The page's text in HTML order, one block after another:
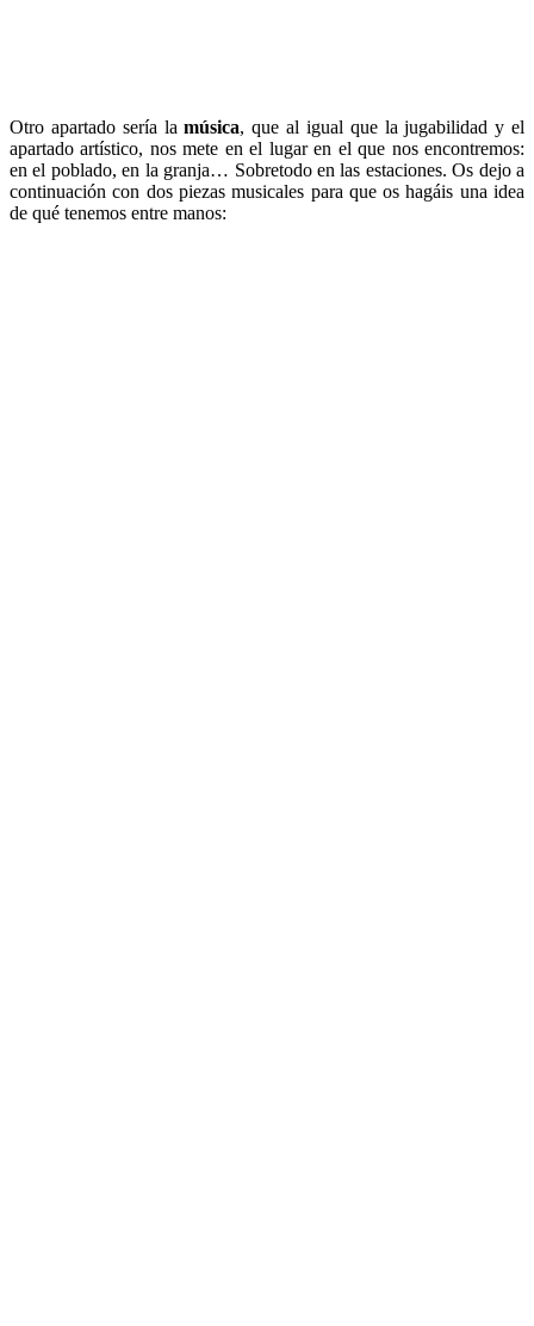
Otro apartado sería la música, que al igual que la jugabilidad y el
apartado artístico, nos mete en el lugar en el que nos encontremos:
en el poblado, en la granja… Sobretodo en las estaciones. Os dejo a
continuación con dos piezas musicales para que os hagáis una idea
de qué tenemos entre manos: